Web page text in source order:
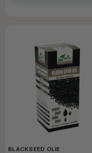
BLACKSEED OLIE